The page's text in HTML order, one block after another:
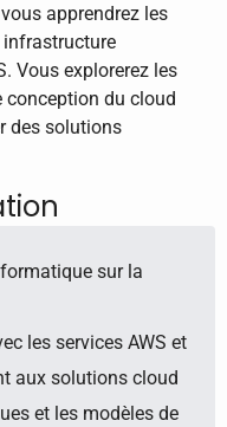
apprendrez les
infrastructure
Vous explorerez les
conception du cloud
des solutions
sur la
les services AWS et
aux solutions cloud
et les modèles de